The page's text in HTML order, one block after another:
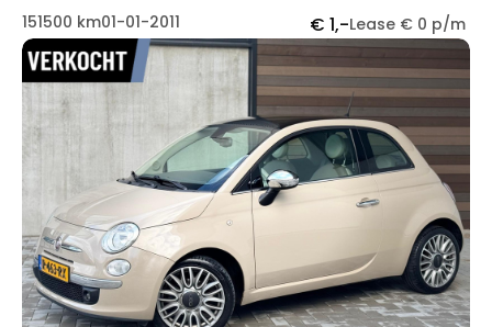
151500 km01-01-2011 € 1,-Lease € 0 p/m